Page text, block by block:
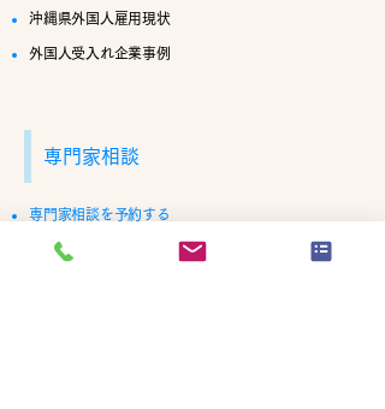
沖縄県外国人雇用現状
外国人受入れ企業事例
専門家相談
専門家相談を予約する
相談員プロフィール